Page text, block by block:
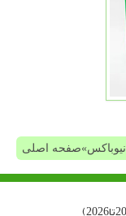
نیوباکس»صفحه اصلی